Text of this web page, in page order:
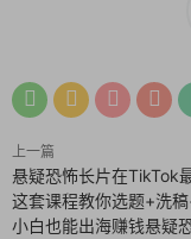
上一篇
悬疑恐怖长片在TikTok
这套课程教你选题+洗稿
小白也能出海赚钱悬疑